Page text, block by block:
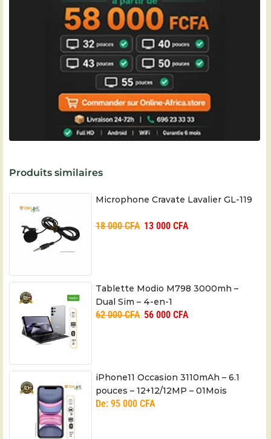
Produits similaires
Microphone Cravate Lavalier GL-119
18 000CFA 13 000 CFA
Tablette Modio M798 3000mh –
Dual Sim – 4-en-1
62 000CFA 56 000 CFA
iPhone11 Occasion 3110mAh – 6.1
pouces – 12+12/12MP – 01Mois
De: 95 000 CFA